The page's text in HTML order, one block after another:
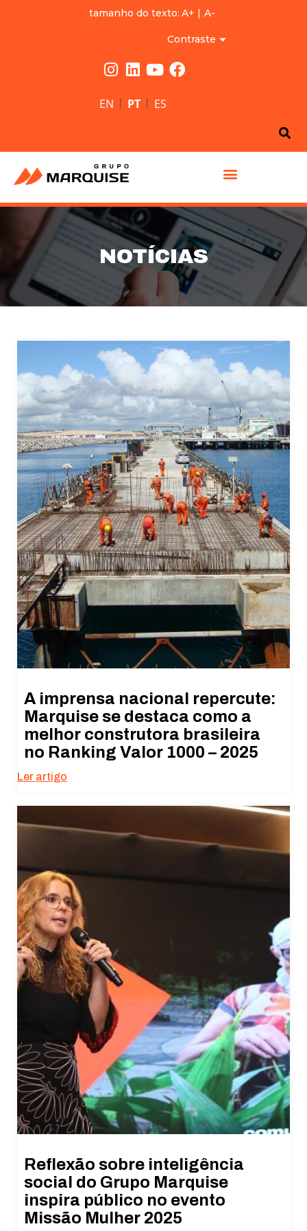
tamanho do texto: A+ | A-
Contraste
EN | PT | ES
NOTÍCIAS
A imprensa nacional repercute:
Marquise se destaca como a
melhor construtora brasileira
no Ranking Valor 1000 – 2025
Ler artigo
Reflexão sobre inteligência
social do Grupo Marquise
inspira público no evento
Missão Mulher 2025